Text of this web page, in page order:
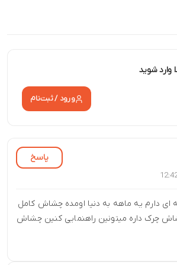
وارد شوید
ورود / ثبت‌نام
پاسخ
ای دارم یه ماهه به دنیا اومده چشاش کامل
چرک داره میتونین راهنمایی کنین چشاش